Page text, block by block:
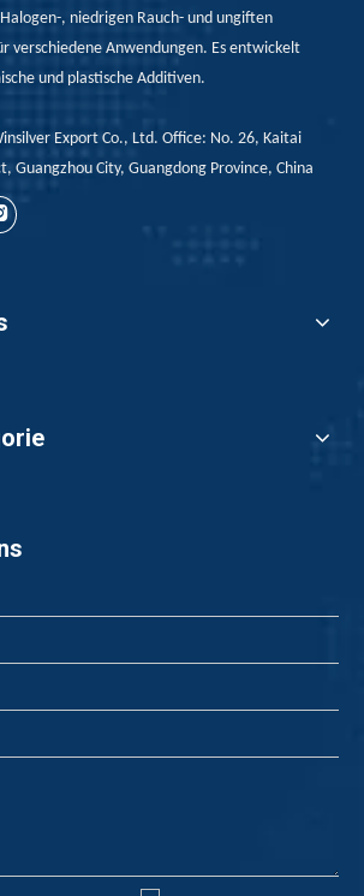
, niedrigen Rauch- und ungiften
verschiedene Anwendungen. Es entwickelt
und plastische Additiven.
Export Co., Ltd. Office: No. 26, Kaitai
Guangzhou City, Guangdong Province, China